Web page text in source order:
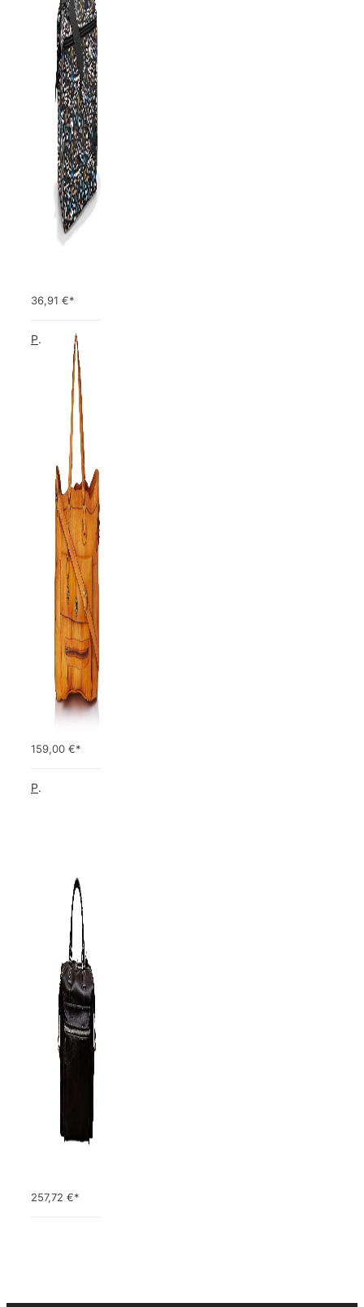
36,91 €*
PIECES TOTALLY ROYAL LEATHER TRAVEL BAG 17055349 Damen Umhängetaschen ,1 Groesse (51 x 33 x 14,5 cm)
159,00 €*
Picard Unisex-Erwachsene Buddy Gepäck- Handgepäck
257,72 €*